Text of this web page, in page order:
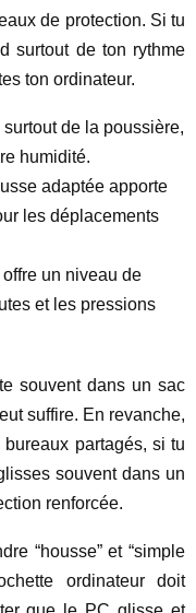
de protection. Si tu
surtout de ton rythme
ton ordinateur.
de la poussière,
humidité.
adaptée apporte
les déplacements
un niveau de
et les pressions
souvent dans un sac
suffire. En revanche,
partagés, si tu
souvent dans un
renforcée.
“housse” et “simple
ordinateur doit